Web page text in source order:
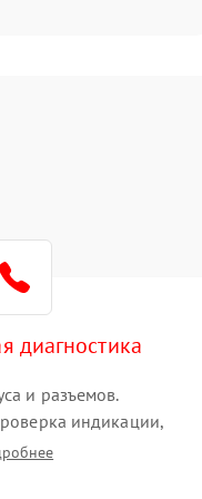
диагностика
и разъемов.
индикации,
ошибок. Измерение